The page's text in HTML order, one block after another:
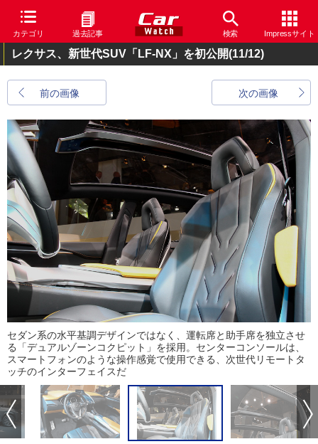
カテゴリ 過去記事 検索 Impressサイト
レクサス、新世代SUV「LF-NX」を初公開(11/12)
前の画像 次の画像
セダン系の水平基調デザインではなく、運転席と助手席を独立させ
る「デュアルゾーンコクピット」を採用。センターコンソールは、
スマートフォンのような操作感覚で使用できる、次世代リモートタ
ッチのインターフェイスだ